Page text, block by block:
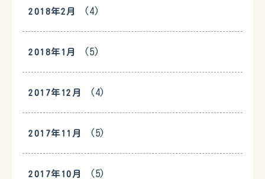
2018年2月 (4)
2018年1月 (5)
2017年12月 (4)
2017年11月 (5)
2017年10月 (5)